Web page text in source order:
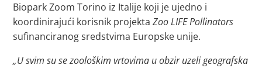
Biopark Zoom Torino iz Italije koji je ujedno i
koordinirajući korisnik projektaZoo LIFE Pollinators
sufinanciranog sredstvima Europske unije.
„U svim su se zoološkim vrtovima u obzir uzeli geografska